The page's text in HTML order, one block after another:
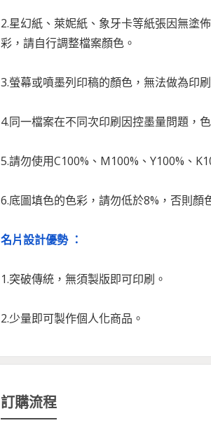
2.星幻紙、萊妮紙、象牙卡等紙張因無塗
彩，請自行調整檔案顏色。
3.螢幕或噴墨列印稿的顏色，無法做為印
4.同一檔案在不同次印刷因控墨量問題，
5.請勿使用C100%、M100%、Y100%、
6.底圖填色的色彩，請勿低於8%，否則顏
名片設計優勢 ：
1.突破傳統，無須製版即可印刷。
2.少量即可製作個人化商品。
訂購流程